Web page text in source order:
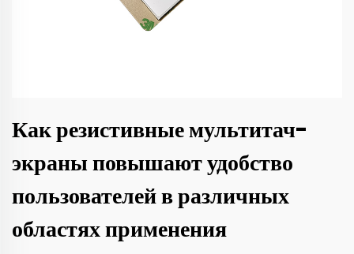
Как резистивные мультитач-
экраны повышают удобство
пользователей в различных
областях применения